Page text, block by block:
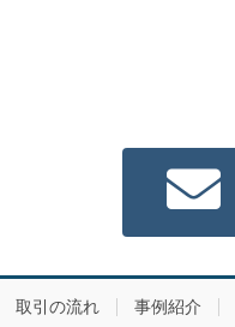
取引の流れ 事例紹介